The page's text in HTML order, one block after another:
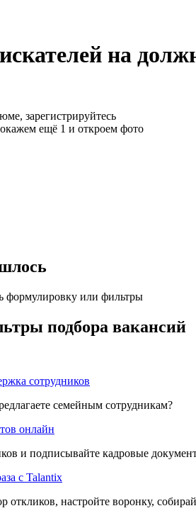
на
зарегистрируйтесь
ещё 1 и откроем фото
формулировку или фильтры
подбора вакансий
сотрудников
семейным сотрудникам?
онлайн
и подписывайте кадровые
с Talantix
откликов, настройте воронку,